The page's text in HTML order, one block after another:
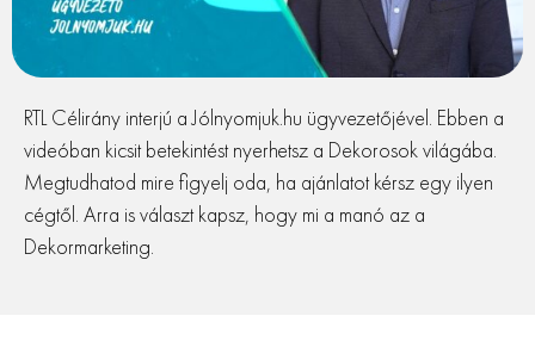
RTL Célirány interjú a Jólnyomjuk.hu ügyvezetőjével. Ebben a
videóban kicsit betekintést nyerhetsz a Dekorosok világába.
Megtudhatod mire figyelj oda, ha ajánlatot kérsz egy ilyen
cégtől. Arra is választ kapsz, hogy mi a manó az a
Dekormarketing.